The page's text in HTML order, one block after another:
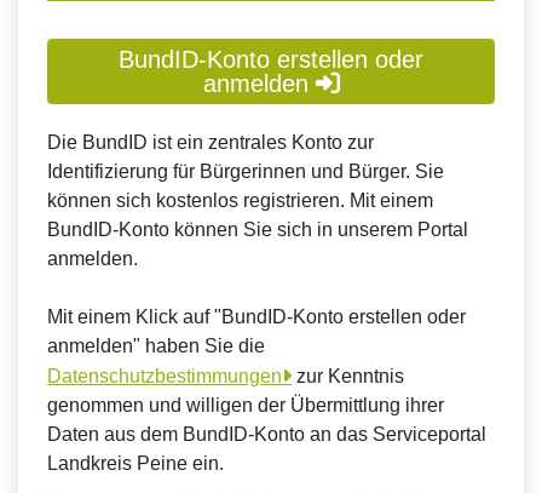
BundID-Konto erstellen oder
anmelden
Die BundID ist ein zentrales Konto zur
Identifizierung für Bürgerinnen und Bürger. Sie
können sich kostenlos registrieren. Mit einem
BundID-Konto können Sie sich in unserem Portal
anmelden.
Mit einem Klick auf "BundID-Konto erstellen oder
anmelden" haben Sie die
Datenschutzbestimmungen
zur Kenntnis
genommen und willigen der Übermittlung ihrer
Daten aus dem BundID-Konto an das Serviceportal
Landkreis Peine ein.